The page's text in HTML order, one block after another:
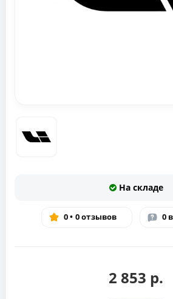
На складе
0 • 0 отзывов 0
2 853 р.